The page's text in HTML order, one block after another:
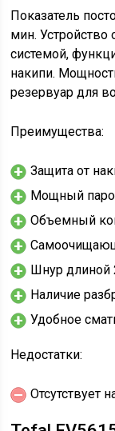
Показатель
мин. Устройство
системой,
накипи.
резервуар для
Преимущества:
Защита от
Мощный
Объемный
Шнур длиной
Наличие
Удобное
Недостатки:
Отсутствует